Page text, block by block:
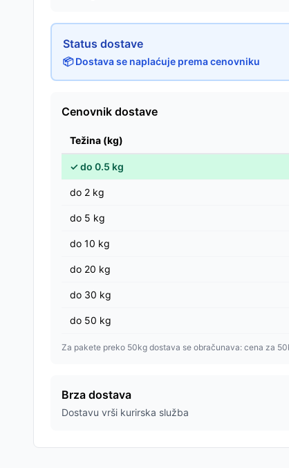
Status dostave
📦 Dostava se naplaćuje prema cenovniku
Cenovnik dostave
Težina (kg)
✓do 0.5 kg
do 2 kg
do 5 kg
do 10 kg
do 20 kg
do 30 kg
do 50 kg
Za pakete preko 50kg dostava se obračunava: cena za
Brza dostava
Dostavu vrši kurirska služba